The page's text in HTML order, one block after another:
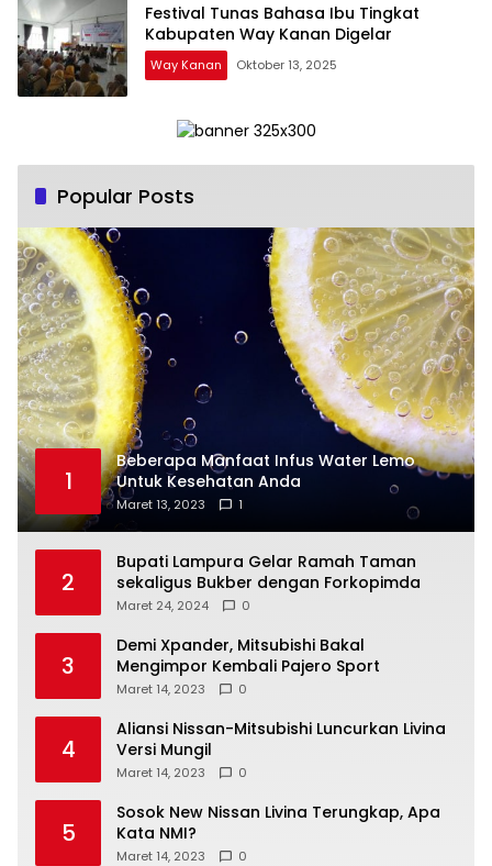
Festival Tunas Bahasa Ibu Tingkat
Kabupaten Way Kanan Digelar
Way Kanan Oktober 13, 2025
Popular Posts
1
Beberapa Manfaat Infus Water Lemo
Untuk Kesehatan Anda
Maret 13, 2023 1
2
Bupati Lampura Gelar Ramah Taman
sekaligus Bukber dengan Forkopimda
Maret 24, 2024 0
3
Demi Xpander, Mitsubishi Bakal
Mengimpor Kembali Pajero Sport
Maret 14, 2023 0
4
Aliansi Nissan-Mitsubishi Luncurkan Livina
Versi Mungil
Maret 14, 2023 0
5
Sosok New Nissan Livina Terungkap, Apa
Kata NMI?
Maret 14, 2023 0